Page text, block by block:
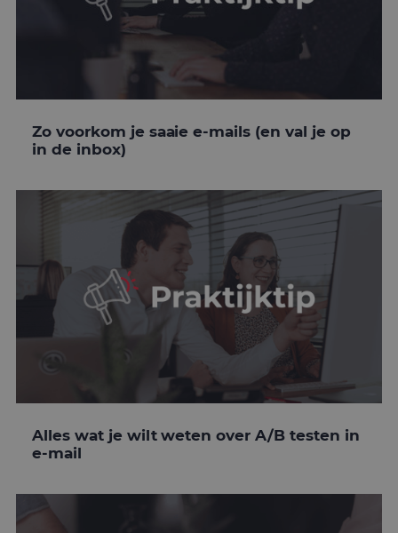
Zo voorkom je saaie e-mails (en val je op
in de inbox)
Alles wat je wilt weten over A/B testen in
e-mail